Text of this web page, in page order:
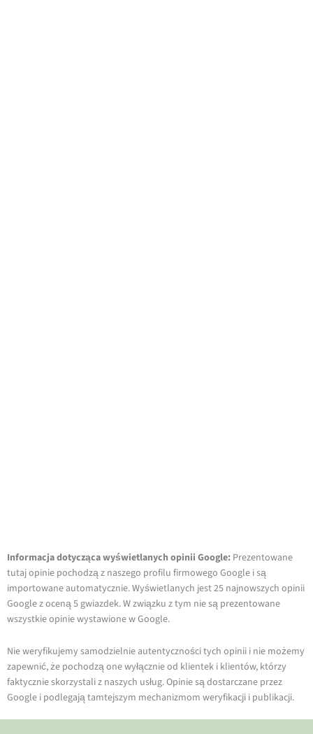
Informacja dotycząca wyświetlanych opinii Google: Prezentowane
tutaj opinie pochodzą z naszego profilu firmowego Google i są
importowane automatycznie. Wyświetlanych jest 25 najnowszych opinii
Google z oceną 5 gwiazdek. W związku z tym nie są prezentowane
wszystkie opinie wystawione w Google.
Nie weryfikujemy samodzielnie autentyczności tych opinii i nie możemy
zapewnić, że pochodzą one wyłącznie od klientek i klientów, którzy
faktycznie skorzystali z naszych usług. Opinie są dostarczane przez
Google i podlegają tamtejszym mechanizmom weryfikacji i publikacji.